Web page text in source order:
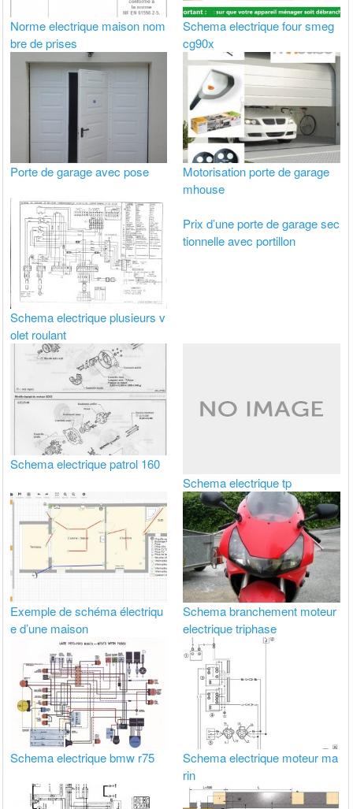
Norme electrique maison nom
bre de prises
Schema electrique four smeg
cg90x
Porte de garage avec pose
Motorisation porte de garage
mhouse
Schema electrique plusieurs v
olet roulant
Prix d’une porte de garage sec
tionnelle avec portillon
Schema electrique patrol 160
Schema electrique tp
Exemple de schéma électriqu
e d’une maison
Schema branchement moteur
electrique triphase
Schema electrique bmw r75
Schema electrique moteur ma
rin